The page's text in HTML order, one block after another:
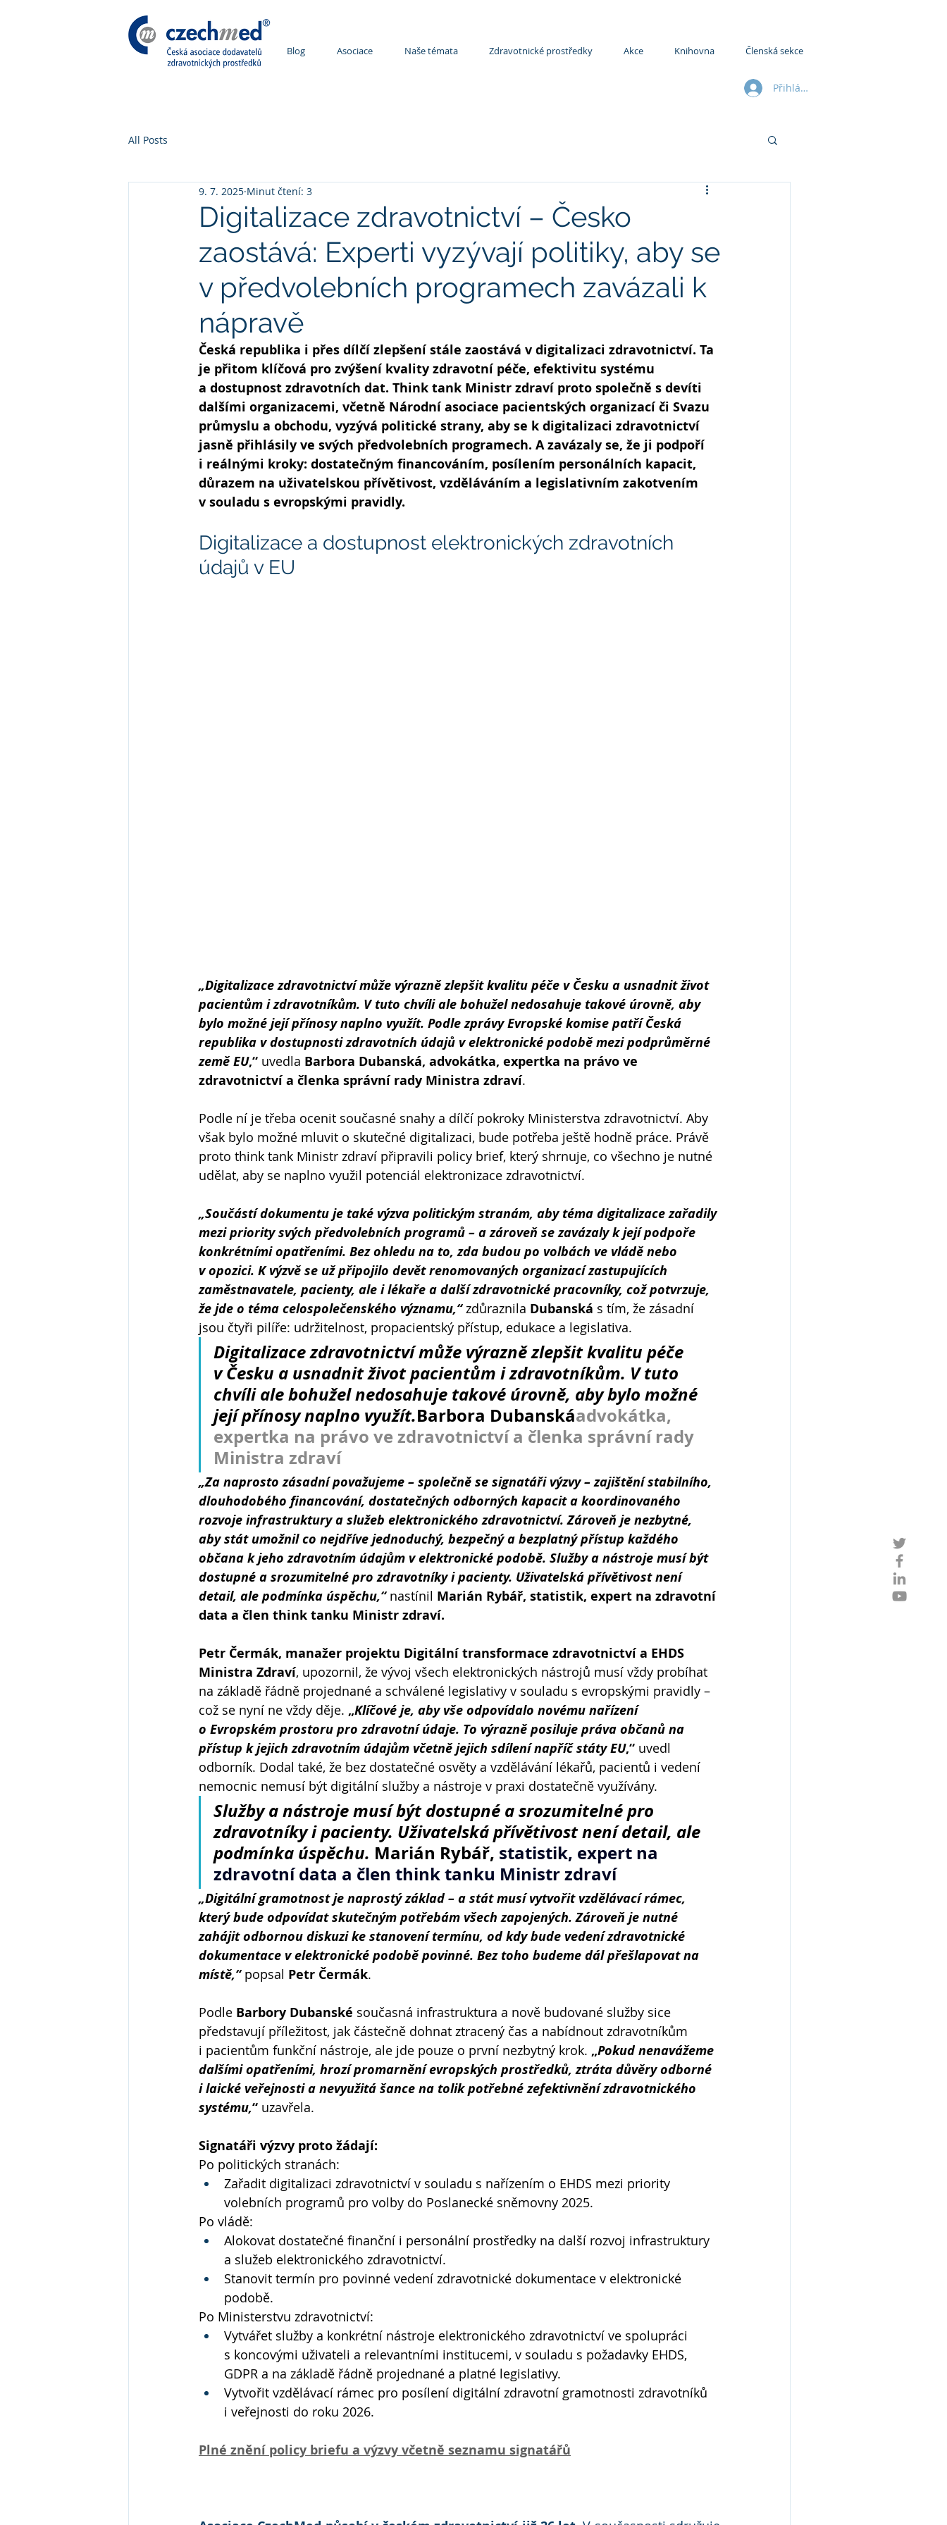
Blog Asociace Naše témata Zdravotnické prostředky Akce Knihovna Členská sekce
Přihlásit se
All Posts
Digitalizace zdravotnictví – Česko
zaostává: Experti vyzývají politiky, aby se
v předvolebních programech zavázali k
nápravě
9. 7. 2025 Minut čtení: 3
Česká republika i přes dílčí zlepšení stále zaostává v digitalizaci zdravotnictví. Ta
je přitom klíčová pro zvýšení kvality zdravotní péče, efektivitu systému
a dostupnost zdravotních dat. Think tank Ministr zdraví proto společně s devíti
dalšími organizacemi, včetně Národní asociace pacientských organizací či Svazu
průmyslu a obchodu, vyzývá politické strany, aby se k digitalizaci zdravotnictví
jasně přihlásily ve svých předvolebních programech. A zavázaly se, že ji podpoří
i reálnými kroky: dostatečným financováním, posílením personálních kapacit,
důrazem na uživatelskou přívětivost, vzděláváním a legislativním zakotvením
v souladu s evropskými pravidly.
Digitalizace a dostupnost elektronických zdravotních
údajů v EU
„Digitalizace zdravotnictví může výrazně zlepšit kvalitu péče v Česku a usnadnit život
pacientům i zdravotníkům. V tuto chvíli ale bohužel nedosahuje takové úrovně, aby
bylo možné její přínosy naplno využít. Podle zprávy Evropské komise patří Česká
republika v dostupnosti zdravotních údajů v elektronické podobě mezi podprůměrné
země EU,“ uvedla Barbora Dubanská, advokátka, expertka na právo ve
zdravotnictví a členka správní rady Ministra zdraví.
Podle ní je třeba ocenit současné snahy a dílčí pokroky Ministerstva zdravotnictví. Aby
však bylo možné mluvit o skutečné digitalizaci, bude potřeba ještě hodně práce. Právě
proto think tank Ministr zdraví připravili policy brief, který shrnuje, co všechno je nutné
udělat, aby se naplno využil potenciál elektronizace zdravotnictví.
„Součástí dokumentu je také výzva politickým stranám, aby téma digitalizace zařadily
mezi priority svých předvolebních programů – a zároveň se zavázaly k její podpoře
konkrétními opatřeními. Bez ohledu na to, zda budou po volbách ve vládě nebo
v opozici. K výzvě se už připojilo devět renomovaných organizací zastupujících
zaměstnavatele, pacienty, ale i lékaře a další zdravotnické pracovníky, což potvrzuje,
že jde o téma celospolečenského významu,“ zdůraznila Dubanská s tím, že zásadní
jsou čtyři pilíře: udržitelnost, propacientský přístup, edukace a legislativa.
Digitalizace zdravotnictví může výrazně zlepšit kvalitu péče
v Česku a usnadnit život pacientům i zdravotníkům. V tuto
chvíli ale bohužel nedosahuje takové úrovně, aby bylo možné
její přínosy naplno využít.Barbora Dubanskáadvokátka,
expertka na právo ve zdravotnictví a členka správní rady
Ministra zdraví
„Za naprosto zásadní považujeme – společně se signatáři výzvy – zajištění stabilního,
dlouhodobého financování, dostatečných odborných kapacit a koordinovaného
rozvoje infrastruktury a služeb elektronického zdravotnictví. Zároveň je nezbytné,
aby stát umožnil co nejdříve jednoduchý, bezpečný a bezplatný přístup každého
občana k jeho zdravotním údajům v elektronické podobě. Služby a nástroje musí být
dostupné a srozumitelné pro zdravotníky i pacienty. Uživatelská přívětivost není
detail, ale podmínka úspěchu,“ nastínil Marián Rybář, statistik, expert na zdravotní
data a člen think tanku Ministr zdraví.
Petr Čermák, manažer projektu Digitální transformace zdravotnictví a EHDS
Ministra Zdraví, upozornil, že vývoj všech elektronických nástrojů musí vždy probíhat
na základě řádně projednané a schválené legislativy v souladu s evropskými pravidly –
což se nyní ne vždy děje. „Klíčové je, aby vše odpovídalo novému nařízení
o Evropském prostoru pro zdravotní údaje. To výrazně posiluje práva občanů na
přístup k jejich zdravotním údajům včetně jejich sdílení napříč státy EU,“ uvedl
odborník. Dodal také, že bez dostatečné osvěty a vzdělávání lékařů, pacientů i vedení
nemocnic nemusí být digitální služby a nástroje v praxi dostatečně využívány.
Služby a nástroje musí být dostupné a srozumitelné pro
zdravotníky i pacienty. Uživatelská přívětivost není detail, ale
podmínka úspěchu. Marián Rybář, statistik, expert na
zdravotní data a člen think tanku Ministr zdraví
„Digitální gramotnost je naprostý základ – a stát musí vytvořit vzdělávací rámec,
který bude odpovídat skutečným potřebám všech zapojených. Zároveň je nutné
zahájit odbornou diskuzi ke stanovení termínu, od kdy bude vedení zdravotnické
dokumentace v elektronické podobě povinné. Bez toho budeme dál přešlapovat na
místě,“ popsal Petr Čermák.
Podle Barbory Dubanské současná infrastruktura a nově budované služby sice
představují příležitost, jak částečně dohnat ztracený čas a nabídnout zdravotníkům
i pacientům funkční nástroje, ale jde pouze o první nezbytný krok. „Pokud nenavážeme
dalšími opatřeními, hrozí promarnění evropských prostředků, ztráta důvěry odborné
i laické veřejnosti a nevyužitá šance na tolik potřebné zefektivnění zdravotnického
systému,“ uzavřela.
Signatáři výzvy proto žádají:
Po politických stranách:
Zařadit digitalizaci zdravotnictví v souladu s nařízením o EHDS mezi priority
volebních programů pro volby do Poslanecké sněmovny 2025.
Po vládě:
Alokovat dostatečné finanční i personální prostředky na další rozvoj infrastruktury
a služeb elektronického zdravotnictví.
Stanovit termín pro povinné vedení zdravotnické dokumentace v elektronické
podobě.
Po Ministerstvu zdravotnictví:
Vytvářet služby a konkrétní nástroje elektronického zdravotnictví ve spolupráci
s koncovými uživateli a relevantními institucemi, v souladu s požadavky EHDS,
GDPR a na základě řádně projednané a platné legislativy.
Vytvořit vzdělávací rámec pro posílení digitální zdravotní gramotnosti zdravotníků
i veřejnosti do roku 2026.
Plné znění policy briefu a výzvy včetně seznamu signatářů